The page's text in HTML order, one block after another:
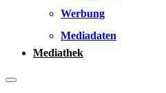
Werbung
Mediadaten
Mediathek